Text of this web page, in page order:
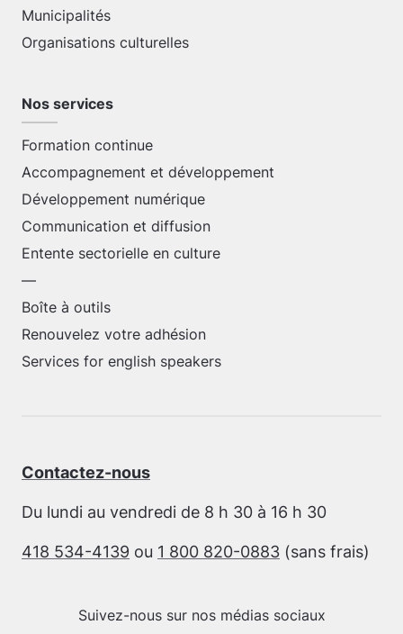
Municipalités
Organisations culturelles
Nos services
Formation continue
Accompagnement et développement
Développement numérique
Communication et diffusion
Entente sectorielle en culture
—
Boîte à outils
Renouvelez votre adhésion
Services for english speakers
Contactez-nous
Du lundi au vendredi de 8 h 30 à 16 h 30
418 534-4139 ou 1 800 820-0883 (sans frais)
Suivez-nous sur nos médias sociaux